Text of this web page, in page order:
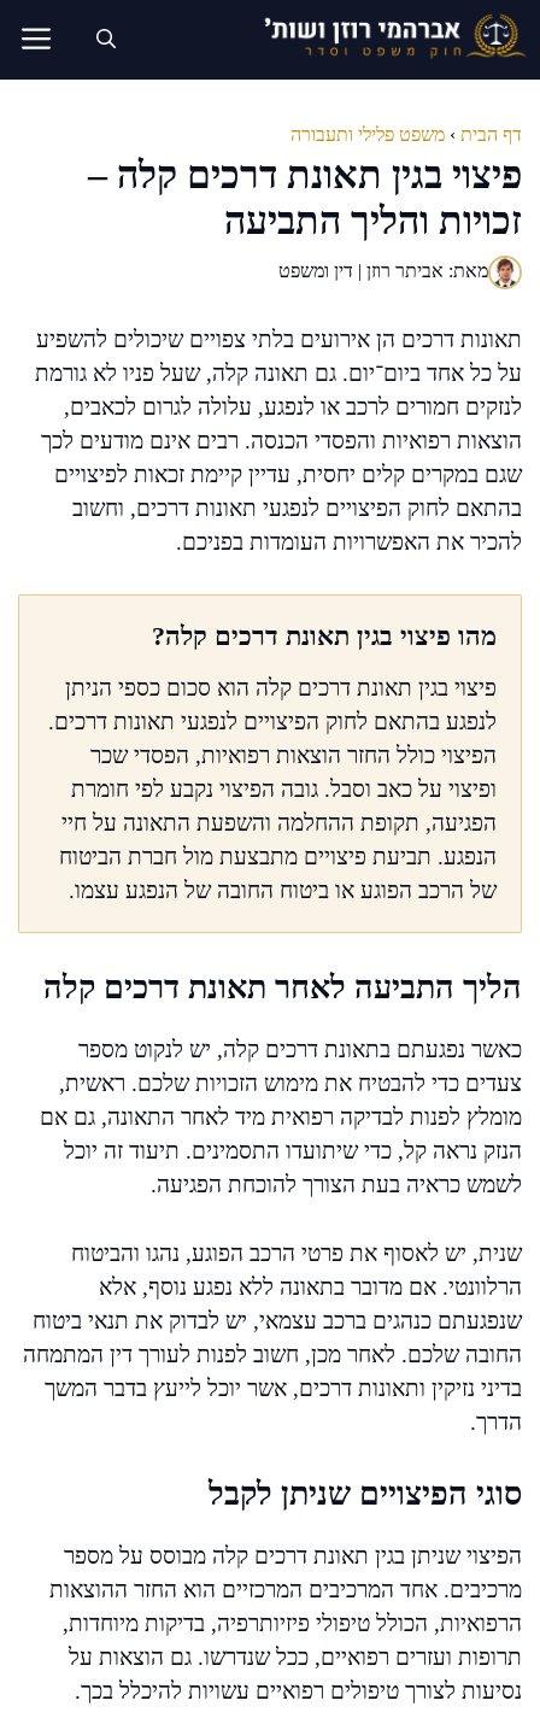
לדלג
לתוכן
דף הבית › משפט פלילי ותעבורה
פיצוי בגין תאונת דרכים קלה –
זכויות והליך התביעה
מאת: אביתר רוזן | דין ומשפט
תאונות דרכים הן אירועים בלתי צפויים שיכולים להשפיע
על כל אחד ביום־יום. גם תאונה קלה, שעל פניו לא גורמת
לנזקים חמורים לרכב או לנפגע, עלולה לגרום לכאבים,
הוצאות רפואיות והפסדי הכנסה. רבים אינם מודעים לכך
שגם במקרים קלים יחסית, עדיין קיימת זכאות לפיצויים
בהתאם לחוק הפיצויים לנפגעי תאונות דרכים, וחשוב
להכיר את האפשרויות העומדות בפניכם.
מהו פיצוי בגין תאונת דרכים קלה?
פיצוי בגין תאונת דרכים קלה הוא סכום כספי הניתן
לנפגע בהתאם לחוק הפיצויים לנפגעי תאונות דרכים.
הפיצוי כולל החזר הוצאות רפואיות, הפסדי שכר
ופיצוי על כאב וסבל. גובה הפיצוי נקבע לפי חומרת
הפגיעה, תקופת ההחלמה והשפעת התאונה על חיי
הנפגע. תביעת פיצויים מתבצעת מול חברת הביטוח
של הרכב הפוגע או ביטוח החובה של הנפגע עצמו.
הליך התביעה לאחר תאונת דרכים קלה
כאשר נפגעתם בתאונת דרכים קלה, יש לנקוט מספר
צעדים כדי להבטיח את מימוש הזכויות שלכם. ראשית,
מומלץ לפנות לבדיקה רפואית מיד לאחר התאונה, גם אם
הנזק נראה קל, כדי שיתועדו התסמינים. תיעוד זה יוכל
לשמש כראיה בעת הצורך להוכחת הפגיעה.
שנית, יש לאסוף את פרטי הרכב הפוגע, נהגו והביטוח
הרלוונטי. אם מדובר בתאונה ללא נפגע נוסף, אלא
שנפגעתם כנהגים ברכב עצמאי, יש לבדוק את תנאי ביטוח
החובה שלכם. לאחר מכן, חשוב לפנות לעורך דין המתמחה
בדיני נזיקין ותאונות דרכים, אשר יוכל לייעץ בדבר המשך
הדרך.
סוגי הפיצויים שניתן לקבל
הפיצוי שניתן בגין תאונת דרכים קלה מבוסס על מספר
מרכיבים. אחד המרכיבים המרכזיים הוא החזר ההוצאות
הרפואיות, הכולל טיפולי פיזיותרפיה, בדיקות מיוחדות,
תרופות ועזרים רפואיים, ככל שנדרשו. גם הוצאות על
נסיעות לצורך טיפולים רפואיים עשויות להיכלל בכך.